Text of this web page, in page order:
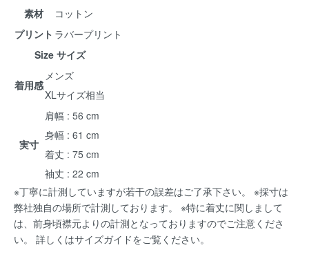
素材
コットン
プリント ラバープリント
Size サイズ
着用感
メンズ
XLサイズ相当
実寸
肩幅 : 56 cm
身幅 : 61 cm
着丈 : 75 cm
袖丈 : 22 cm
※丁寧に計測していますが若干の誤差はご了承下さい。 ※採寸は
弊社独自の場所で計測しております。 ※特に着丈に関しまして
は、前身頃襟元よりの計測となっておりますのでご注意くださ
い。 詳しくはサイズガイドをご覧ください。